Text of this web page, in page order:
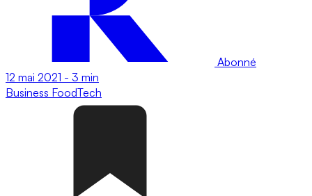
Abonné
12 mai 2021 - 3 min
Business FoodTech